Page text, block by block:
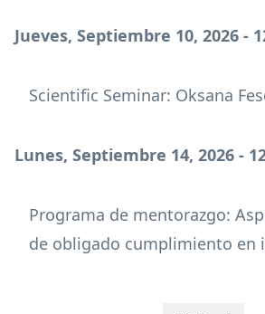
Jueves, Septiembre 10, 2026 -
Scientific Seminar: Oksana
Lunes, Septiembre 14, 2026 -
Programa de mentorazgo:
de obligado cumplimiento en